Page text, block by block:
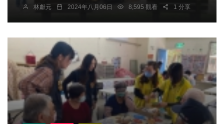
林獻元 2024年八月06日 8,595 觀看 1 分享